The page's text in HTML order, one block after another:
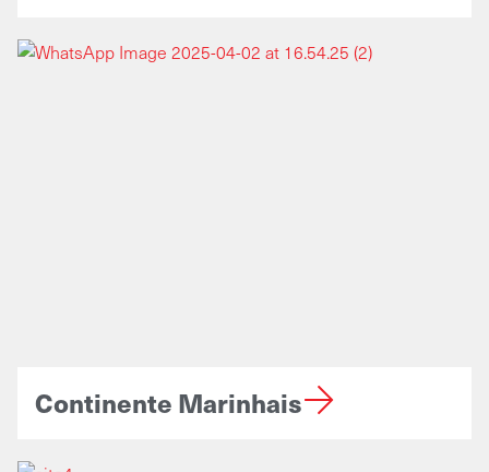
Continente Marinhais